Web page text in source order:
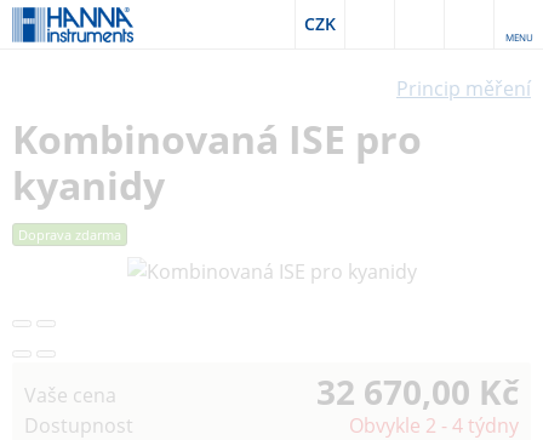
CZK
MENU
Princip měření
Kombinovaná ISE pro
kyanidy
Doprava zdarma
Vaše cena 32 670,00 Kč
Dostupnost Obvykle 2 - 4 týdny